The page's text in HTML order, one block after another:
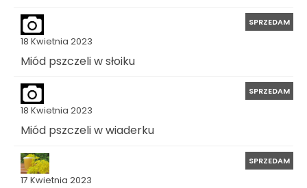
18 Kwietnia 2023
SPRZEDAM
Miód pszczeli w słoiku
18 Kwietnia 2023
SPRZEDAM
Miód pszczeli w wiaderku
17 Kwietnia 2023
SPRZEDAM